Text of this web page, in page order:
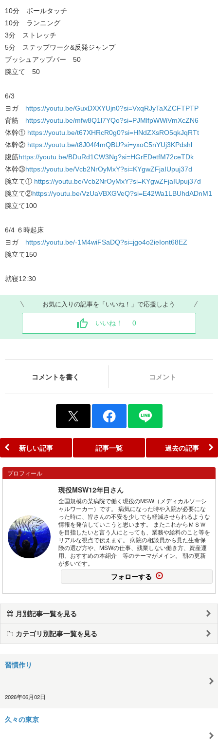
10分 ボールタッチ
10分 ランニング
3分 ストレッチ
5分 ステップワーク&反発ジャンプ
ブッシュアップバー 50
腕立て 50
6/3
ヨガ https://youtu.be/GuxDXXYUjn0?si=VxqRJyTaXZCFTPTP
背筋 https://youtu.be/mfw8Q1l7YQo?si=PJMlfpWWiVmXcZN6
体幹① https://youtu.be/t67XHRcR0g0?si=HNdZXsRO5qkJqRTt
体幹② https://youtu.be/t8J04f4mQBU?si=yxoC5nYUj3KPdshl
腹筋https://youtu.be/BDuRd1CW3Ng?si=HGrEDetfM72ceTDk
体幹③https://youtu.be/Vcb2NrOyMxY?si=KYgwZFjaIUpuj37d
腕立て① https://youtu.be/Vcb2NrOyMxY?si=KYgwZFjaIUpuj37d
腕立て②https://youtu.be/VzUaVBXGVeQ?si=E42Wa1LBUhdADnM1
腕立て100
6/4 ６時起床
ヨガ https://youtu.be/-1M4wiFSaDQ?si=jgo4o2ieIont68EZ
腕立て150
就寝12:30
お気に入りの記事を「いいね！」で応援しよう
いいね！ 0
コメントを書く コメント
新しい記事 記事一覧 過去の記事
プロフィール
現役MSW12年目さん
全国規模の某病院で働く現役のMSW（メディカルソーシ
ャルワーカー）です。 病気になった時や入院が必要にな
った時に、皆さんの不安を少しでも軽減させられるような
情報を発信していこうと思います。 またこれからＭＳＷ
を目指したいと言う人にとっても、業務や給料のこと等を
リアルな視点で伝えます。 病院の相談員から見た生命保
険の選び方や、MSWの仕事、残業しない働き方、資産運
用、おすすめの本紹介 等のテーマがメイン。 朝の更新
が多いです。
フォローする
月別記事一覧を見る
カテゴリ別記事一覧を見る
習慣作り
2026年06月02日
久々の東京